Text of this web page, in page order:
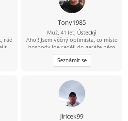
rád
Tony1985
Muž, 41 let, Ústecký
Ahoj! Jsem věčný optimista, co místo
hospody jde raději do garáže něco
vytvářet. V bytě me moc nenajdeš,
protože trávím čas v přírodě na
houbách, na rybách... Hledám tu
kam nás to zavede ????
Seznámit se
Jiricek99